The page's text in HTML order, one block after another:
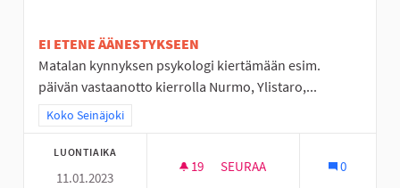
EI ETENE ÄÄNESTYKSEEN
Matalan kynnyksen psykologi kiertämään esim.
päivän vastaanotto kierrolla Nurmo, Ylistaro,...
Rajaa tulokset teeman mukaan: Koko Seinäjoki
Koko Seinäjoki
LUONTIAIKA
11.01.2023
19 19 SEURAAJAA
SEURAA 0